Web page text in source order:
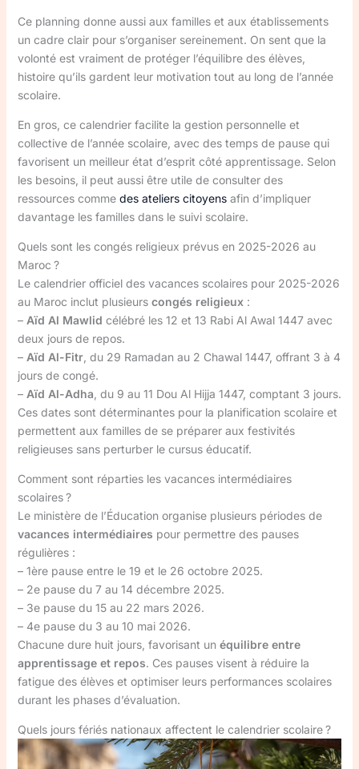
Ce planning donne aussi aux familles et aux établissements
un cadre clair pour s’organiser sereinement. On sent que la
volonté est vraiment de protéger l’équilibre des élèves,
histoire qu’ils gardent leur motivation tout au long de l’année
scolaire.
En gros, ce calendrier facilite la gestion personnelle et
collective de l’année scolaire, avec des temps de pause qui
favorisent un meilleur état d’esprit côté apprentissage. Selon
les besoins, il peut aussi être utile de consulter des
ressources comme des ateliers citoyensafin d’impliquer
davantage les familles dans le suivi scolaire.
Quels sont les congés religieux prévus en 2025-2026 au
Maroc ?
Le calendrier officiel des vacances scolaires pour 2025-2026
au Maroc inclut plusieurs congés religieux:
– Aïd Al Mawlid célébré les 12 et 13 Rabi Al Awal 1447 avec
deux jours de repos.
– Aïd Al-Fitr, du 29 Ramadan au 2 Chawal 1447, offrant 3 à 4
jours de congé.
– Aïd Al-Adha , du 9 au 11 Dou Al Hijja 1447, comptant 3 jours.
Ces dates sont déterminantes pour la planification scolaire et
permettent aux familles de se préparer aux festivités
religieuses sans perturber le cursus éducatif.
Comment sont réparties les vacances intermédiaires
scolaires ?
Le ministère de l’Éducation organise plusieurs périodes de
vacances intermédiaires pour permettre des pauses
régulières :
– 1ère pause entre le 19 et le 26 octobre 2025.
– 2e pause du 7 au 14 décembre 2025.
– 3e pause du 15 au 22 mars 2026.
– 4e pause du 3 au 10 mai 2026.
Chacune dure huit jours, favorisant un équilibre entre
apprentissage et repos. Ces pauses visent à réduire la
fatigue des élèves et optimiser leurs performances scolaires
durant les phases d’évaluation.
Quels jours fériés nationaux affectent le calendrier scolaire ?